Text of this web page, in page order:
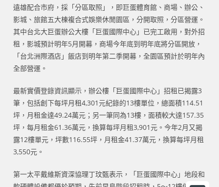
遠雄配合市府，採「分區取照」，即巨蛋體育館、商場、辦公、
影城、旅館五大棟複合式娛樂休閒園區，分開取照，分區營運。
其中台北大巨蛋辦公大樓「巨蛋國際中心」已完工啟用，對外招
租，影城預計明年5月開幕，商場今年底到明年底將分區開放，
「台北洲際酒店」飯店到明年第二季開幕，全園區預計於明年內
全部營運。
最新實價登錄資訊顯示，辦公樓「巨蛋國際中心」招租已揭露3
筆，包括創下每坪月租4,301元紀錄的13樓單位，總面積114.51
坪，月租金達49.24萬元；另一筆同為13樓，面積較大達157.35
坪，每月租金61.36萬元，換算每坪月租3,901元。今年2月又揭
露12樓單元，坪數116.55坪，月租金41.37萬元，換算每坪月租
3,550元。
第一太平戴維斯資深協理丁玟甄表示，「巨蛋國際中心」地段和